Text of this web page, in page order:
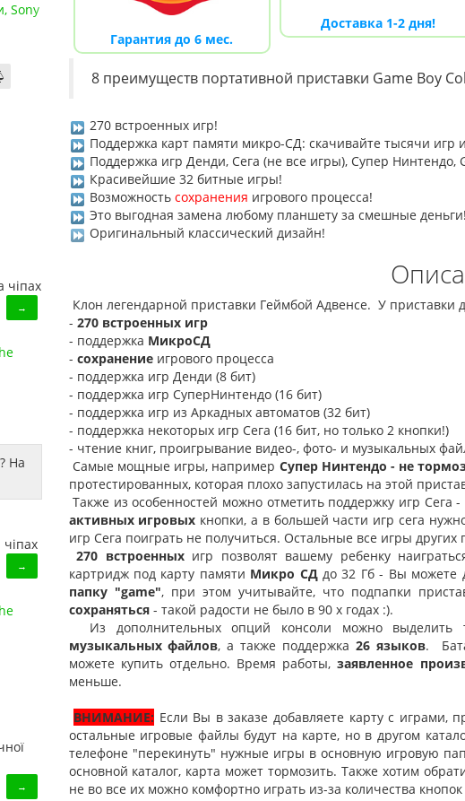
Sony
Сега Мега Драйв 2 (ОРИГИНАЛЬНОЕ
1 250.00 грн.
Купить! В 1 клік
79 отзывов
Сега МД 1 HD
Купить! В
чіпах
→
На
→
→
Гарантия до 6 мес.
Доставка 1-2 дня!
8 преимуществ портативной приставки Game Boy
270 встроенных игр!
Поддержка карт памяти микро-СД: скачивайте тысячи игр
Поддержка игр Денди, Сега (не все игры), Супер Нинтендо,
Красивейшие 32 битные игры!
Возможность сохранения игрового процесса!
Это выгодная замена любому планшету за смешные деньги!
Оригинальный классический дизайн!
Клон легендарной приставки Геймбой Адвенсе. У приставки
- 270 встроенных игр
- поддержка МикроСД
- сохранение игрового процесса
- поддержка игр Денди (8 бит)
- поддержка игр СуперНинтендо (16 бит)
- поддержка игр из Аркадных автоматов (32 бит)
- поддержка некоторых игр Сега (16 бит, но только 2 кнопки!)
- чтение книг, проигрывание видео-, фото- и музыкальных
Самые мощные игры, например Супер Нинтендо - не
протестированных, которая плохо запустилась на этой
Также из особенностей можно отметить поддержку игр Сега
активных игровых кнопки, а в большей части игр сега
игр Сега поиграть не получиться. Остальные все игры
270 встроенныхигр позволят вашему ребенку
картридж под карту памяти Микро СДдо 32 Гб - Вы можете
папку "game", при этом учитывайте, что подпапки
сохраняться - такой радости не было в 90 х годах :).
Из дополнительных опций консоли можно выделить
музыкальных файлов, а также поддержка26 языков.
можете купить отдельно. Время работы,заявленное
меньше.
ВНИМАНИЕ: Если Вы в заказе добавляете карту с играми,
остальные игровые файлы будут на карте, но в другом
телефоне "перекинуть" нужные игры в основную игровую
основной каталог, карта может тормозить.​ Также хотим
не во все их можно комфортно играть из-за количества